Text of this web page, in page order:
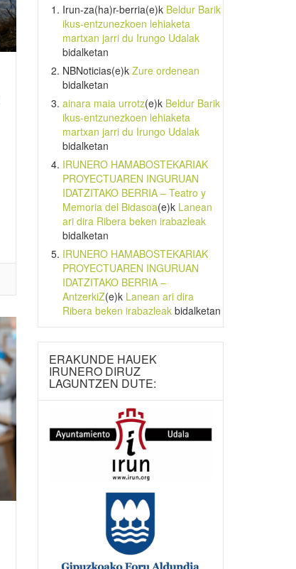
Irun-za(ha)r-berria(e)k Beldur Barik
ikus-entzunezkoen lehiaketa
martxan jarri du Irungo Udalak
bidalketan
NBNoticias(e)k Zure ordenean
bidalketan
ainara maia urrotz(e)k Beldur Barik
ikus-entzunezkoen lehiaketa
martxan jarri du Irungo Udalak
bidalketan
IRUNERO HAMABOSTEKARIAK
PROYECTUAREN INGURUAN
IDATZITAKO BERRIA – Teatro y
Memoria del Bidasoa(e)k Lanean
ari dira Ribera beken irabazleak
bidalketan
IRUNERO HAMABOSTEKARIAK
PROYECTUAREN INGURUAN
IDATZITAKO BERRIA –
AntzerkiZ(e)k Lanean ari dira
Ribera beken irabazleakbidalketan
ERAKUNDE HAUEK
IRUNERO DIRUZ
LAGUNTZEN DUTE: